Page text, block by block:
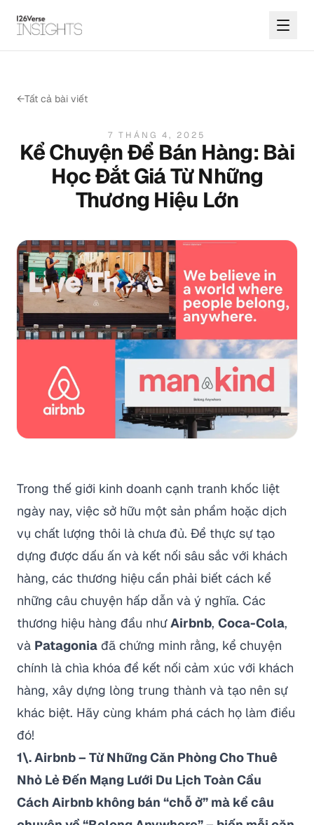
←Tất cả bài viết
7 THÁNG 4, 2025
Kể Chuyện Để Bán Hàng: Bài
Học Đắt Giá Từ Những
Thương Hiệu Lớn
Trong thế giới kinh doanh cạnh tranh khốc liệt
ngày nay, việc sở hữu một sản phẩm hoặc dịch
vụ chất lượng thôi là chưa đủ. Để thực sự tạo
dựng được dấu ấn và kết nối sâu sắc với khách
hàng, các thương hiệu cần phải biết cách kể
những câu chuyện hấp dẫn và ý nghĩa. Các
thương hiệu hàng đầu nhưAirbnb, Coca-Cola,
và Patagonia đã chứng minh rằng, kể chuyện
chính là chìa khóa để kết nối cảm xúc với khách
hàng, xây dựng lòng trung thành và tạo nên sự
khác biệt. Hãy cùng khám phá cách họ làm điều
đó!
1\. Airbnb – Từ Những Căn Phòng Cho Thuê
Nhỏ Lẻ Đến Mạng Lưới Du Lịch Toàn Cầu
Cách Airbnb không bán “chỗ ở” mà kể câu